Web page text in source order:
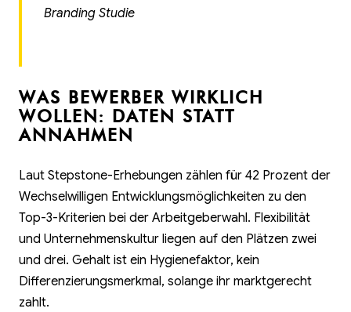
Branding Studie
WAS BEWERBER WIRKLICH
WOLLEN: DATEN STATT
ANNAHMEN
Laut Stepstone-Erhebungen zählen für 42 Prozent der
Wechselwilligen Entwicklungsmöglichkeiten zu den
Top-3-Kriterien bei der Arbeitgeberwahl. Flexibilität
und Unternehmenskultur liegen auf den Plätzen zwei
und drei. Gehalt ist ein Hygienefaktor, kein
Differenzierungsmerkmal, solange ihr marktgerecht
zahlt.